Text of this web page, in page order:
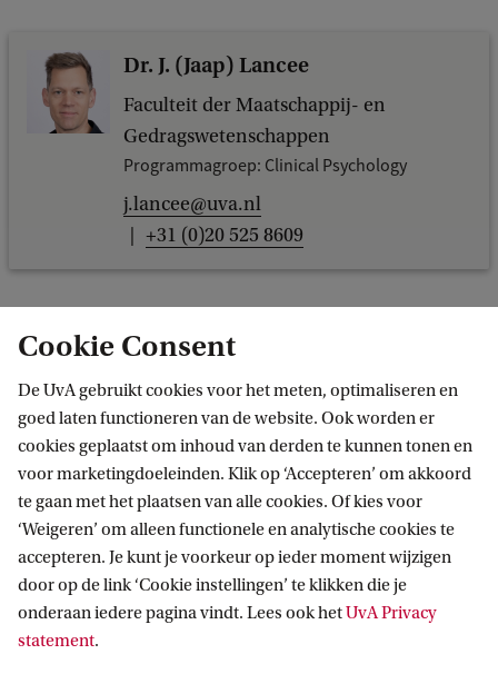
Dr. J. (Jaap) Lancee
Faculteit der Maatschappij- en
Gedragswetenschappen
Programmagroep: Clinical Psychology
j.lancee@uva.nl
+31 (0)20 525 8609
Informatie voor
Bachelorstudiekiezers
Masterstudiekiezers
Direct naar
Cookie Consent
De UvA gebruikt cookies voor het meten, optimaliseren en
goed laten functioneren van de website. Ook worden er
cookies geplaatst om inhoud van derden te kunnen tonen en
voor marketingdoeleinden. Klik op ‘Accepteren’ om akkoord
te gaan met het plaatsen van alle cookies. Of kies voor
‘Weigeren’ om alleen functionele en analytische cookies te
accepteren. Je kunt je voorkeur op ieder moment wijzigen
door op de link ‘Cookie instellingen’ te klikken die je
onderaan iedere pagina vindt. Lees ook hetUvA Privacy
statement.